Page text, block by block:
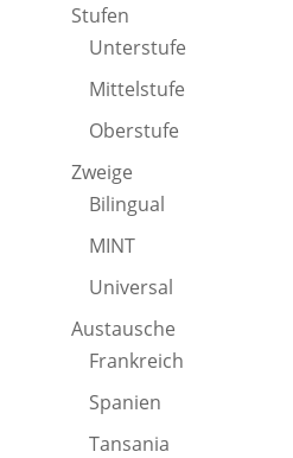
Stufen
Unterstufe
Mittelstufe
Oberstufe
Zweige
Bilingual
MINT
Universal
Austausche
Frankreich
Spanien
Tansania